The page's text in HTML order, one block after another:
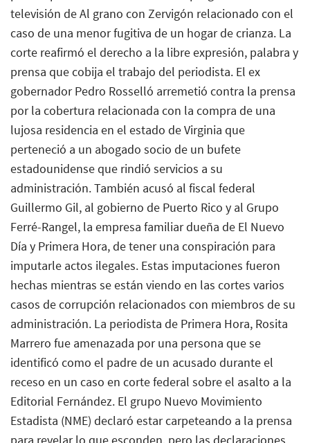
televisión de Al grano con Zervigón relacionado con el
caso de una menor fugitiva de un hogar de crianza. La
corte reafirmó el derecho a la libre expresión, palabra y
prensa que cobija el trabajo del periodista. El ex
gobernador Pedro Rosselló arremetió contra la prensa
por la cobertura relacionada con la compra de una
lujosa residencia en el estado de Virginia que
perteneció a un abogado socio de un bufete
estadounidense que rindió servicios a su
administración. También acusó al fiscal federal
Guillermo Gil, al gobierno de Puerto Rico y al Grupo
Ferré-Rangel, la empresa familiar dueña de El Nuevo
Día y Primera Hora, de tener una conspiración para
imputarle actos ilegales. Estas imputaciones fueron
hechas mientras se están viendo en las cortes varios
casos de corrupción relacionados con miembros de su
administración. La periodista de Primera Hora, Rosita
Marrero fue amenazada por una persona que se
identificó como el padre de un acusado durante el
receso en un caso en corte federal sobre el asalto a la
Editorial Fernández. El grupo Nuevo Movimiento
Estadista (NME) declaró estar carpeteando a la prensa
para revelar lo que esconden, pero las declaraciones